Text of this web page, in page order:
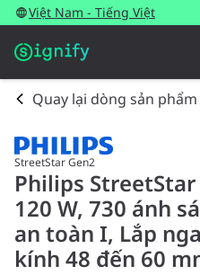
Việt Nam - Tiếng Việt
Quay lại dòng sản phẩm
StreetStar Gen2
Philips
120 W, 730 ánh
an toàn I, Lắp
kính 48 đến 60